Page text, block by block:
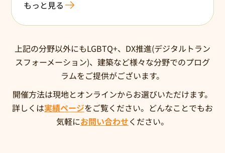
もっと見る
上記の分野以外にもLGBTQ+、DX推進(デジタルトラン
スフォーメーション)、建築など様々な分野でのプログ
ラムをご提供がございます。
開催方法は現地とオンラインからお選びいただけます。
詳しくは実績ページをご覧ください。どんなことでもお
気軽にお問い合わせください。